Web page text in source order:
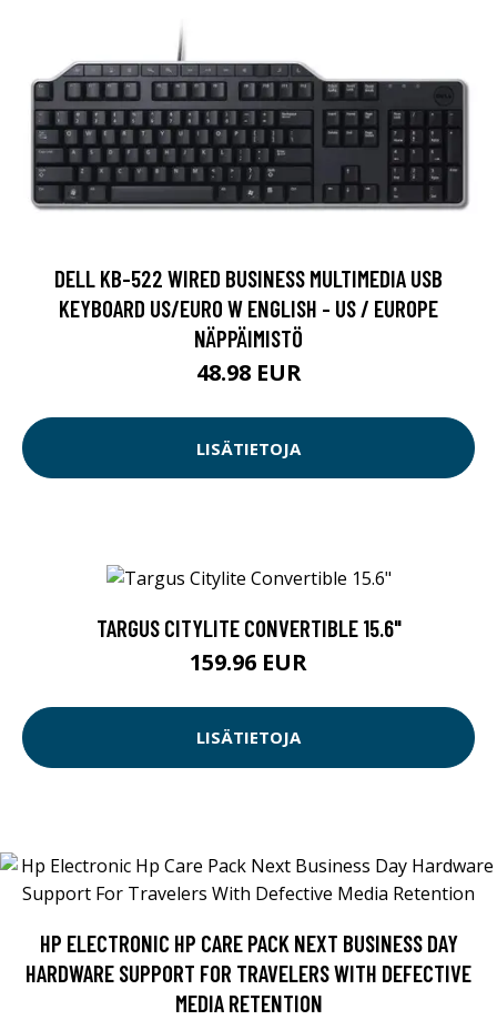
DELL KB-522 WIRED BUSINESS MULTIMEDIA USB
KEYBOARD US/EURO W ENGLISH - US / EUROPE
NÄPPÄIMISTÖ
48.98 EUR
LISÄTIETOJA
TARGUS CITYLITE CONVERTIBLE 15.6"
159.96 EUR
LISÄTIETOJA
HP ELECTRONIC HP CARE PACK NEXT BUSINESS DAY
HARDWARE SUPPORT FOR TRAVELERS WITH DEFECTIVE
MEDIA RETENTION